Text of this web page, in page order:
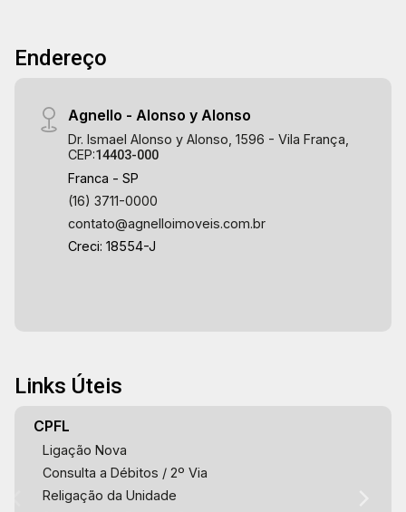
Endereço
Agnello - Alonso y Alonso
Dr. Ismael Alonso y Alonso, 1596 - Vila França,
CEP:14403-000
Franca - SP
(16) 3711-0000
contato@agnelloimoveis.com.br
Creci: 18554-J
Links Úteis
CPFL
Ligação Nova
Consulta a Débitos / 2º Via
Religação da Unidade